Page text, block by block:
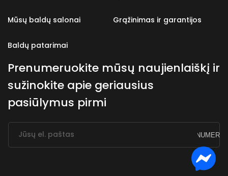
Mūsų baldų salonai Grąžinimas ir garantijos
Baldų patarimai
Prenumeruokite mūsų naujienlaiškį ir
sužinokite apie geriausius
pasiūlymus pirmi
Jūsų el. paštas